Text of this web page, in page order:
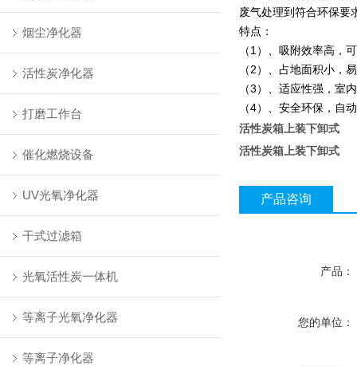
烟尘净化器
活性炭净化器
打磨工作台
催化燃烧设备
UV光氧净化器
干式过滤箱
光氧活性炭一体机
等离子光氧净化器
等离子净化器
废气处理到符合环保要
特点：
（1）、吸附效率高，
（2）、占地面积小，
（3）、适应性强，室
（4）、安全环保，自
活性炭箱上装下卸式
活性炭箱上装下卸式
产品咨询
产品：
您的单位：